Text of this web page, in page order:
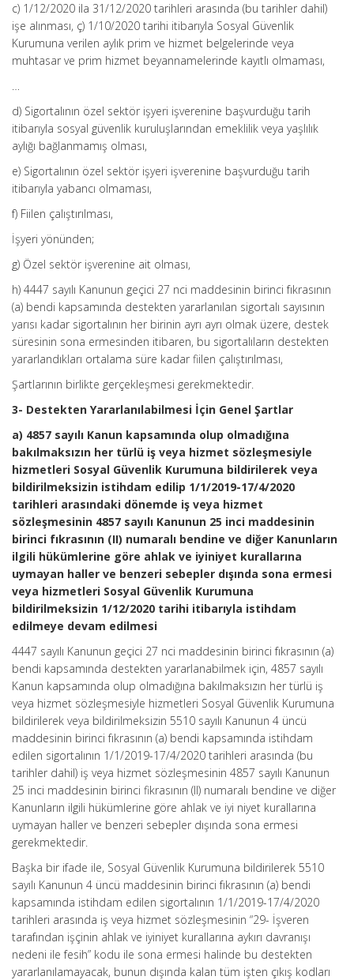
c) 1/12/2020 ila 31/12/2020 tarihleri arasında (bu tarihler dahil)
işe alınması, ç) 1/10/2020 tarihi itibarıyla Sosyal Güvenlik
Kurumuna verilen aylık prim ve hizmet belgelerinde veya
muhtasar ve prim hizmet beyannamelerinde kayıtlı olmaması,
…
d) Sigortalının özel sektör işyeri işverenine başvurduğu tarih
itibarıyla sosyal güvenlik kuruluşlarından emeklilik veya yaşlılık
aylığı bağlanmamış olması,
e) Sigortalının özel sektör işyeri işverenine başvurduğu tarih
itibarıyla yabancı olmaması,
f) Fiilen çalıştırılması,
İşyeri yönünden;
g) Özel sektör işverenine ait olması,
h) 4447 sayılı Kanunun geçici 27 nci maddesinin birinci fıkrasının
(a) bendi kapsamında destekten yararlanılan sigortalı sayısının
yarısı kadar sigortalının her birinin ayrı ayrı olmak üzere, destek
süresinin sona ermesinden itibaren, bu sigortalıların destekten
yararlandıkları ortalama süre kadar fiilen çalıştırılması,
Şartlarının birlikte gerçekleşmesi gerekmektedir.
3- Destekten Yararlanılabilmesi İçin Genel Şartlar
a) 4857 sayılı Kanun kapsamında olup olmadığına
bakılmaksızın her türlü iş veya hizmet sözleşmesiyle
hizmetleri Sosyal Güvenlik Kurumuna bildirilerek veya
bildirilmeksizin istihdam edilip 1/1/2019-17/4/2020
tarihleri arasındaki dönemde iş veya hizmet
sözleşmesinin 4857 sayılı Kanunun 25 inci maddesinin
birinci fıkrasının (II) numaralı bendine ve diğer Kanunların
ilgili hükümlerine göre ahlak ve iyiniyet kurallarına
uymayan haller ve benzeri sebepler dışında sona ermesi
veya hizmetleri Sosyal Güvenlik Kurumuna
bildirilmeksizin 1/12/2020 tarihi itibarıyla istihdam
edilmeye devam edilmesi
4447 sayılı Kanunun geçici 27 nci maddesinin birinci fıkrasının (a)
bendi kapsamında destekten yararlanabilmek için, 4857 sayılı
Kanun kapsamında olup olmadığına bakılmaksızın her türlü iş
veya hizmet sözleşmesiyle hizmetleri Sosyal Güvenlik Kurumuna
bildirilerek veya bildirilmeksizin 5510 sayılı Kanunun 4 üncü
maddesinin birinci fıkrasının (a) bendi kapsamında istihdam
edilen sigortalının 1/1/2019-17/4/2020 tarihleri arasında (bu
tarihler dahil) iş veya hizmet sözleşmesinin 4857 sayılı Kanunun
25 inci maddesinin birinci fikrasının (II) numaralı bendine ve diğer
Kanunların ilgili hükümlerine göre ahlak ve iyi niyet kurallarına
uymayan haller ve benzeri sebepler dışında sona ermesi
gerekmektedir.
Başka bir ifade ile, Sosyal Güvenlik Kurumuna bildirilerek 5510
sayılı Kanunun 4 üncü maddesinin birinci fıkrasının (a) bendi
kapsamında istihdam edilen sigortalının 1/1/2019-17/4/2020
tarihleri arasında iş veya hizmet sözleşmesinin “29- İşveren
tarafından işçinin ahlak ve iyiniyet kurallarına aykırı davranışı
nedeni ile fesih” kodu ile sona ermesi halinde bu destekten
yararlanılamayacak, bunun dışında kalan tüm işten çıkış kodları